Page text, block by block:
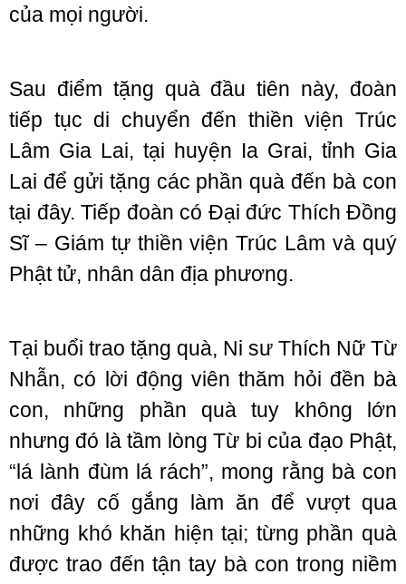
của mọi người.
Sau điểm tặng quà đầu tiên này, đoàn
tiếp tục di chuyển đến thiền viện Trúc
Lâm Gia Lai, tại huyện Ia Grai, tỉnh Gia
Lai để gửi tặng các phần quà đến bà con
tại đây. Tiếp đoàn có Đại đức Thích Đồng
Sĩ – Giám tự thiền viện Trúc Lâm và quý
Phật tử, nhân dân địa phương.
Tại buổi trao tặng quà, Ni sư Thích Nữ Từ
Nhẫn, có lời động viên thăm hỏi đền bà
con, những phần quà tuy không lớn
nhưng đó là tầm lòng Từ bi của đạo Phật,
“lá lành đùm lá rách”, mong rằng bà con
nơi đây cố gắng làm ăn để vượt qua
những khó khăn hiện tại; từng phần quà
được trao đến tận tay bà con trong niềm